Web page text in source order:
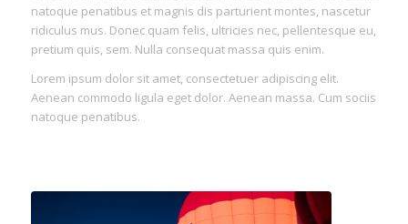
natoque penatibus et magnis dis parturient montes, nascetur
ridiculus mus. Donec quam felis, ultricies nec, pellentesque eu,
pretium quis, sem. Nulla consequat massa quis enim.
Lorem ipsum dolor sit amet, consectetuer adipiscing elit.
Aenean commodo ligula eget dolor. Aenean massa. Cum sociis
natoque penatibus.